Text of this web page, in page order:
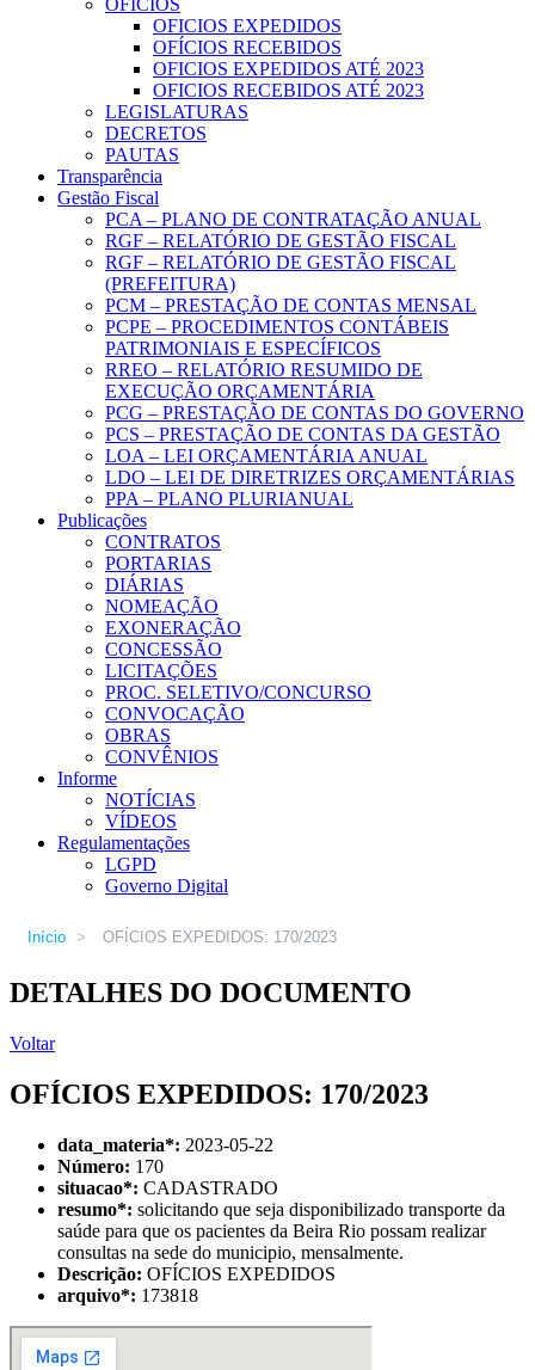
OFICIOS
OFICIOS EXPEDIDOS
OFÍCIOS RECEBIDOS
OFICIOS EXPEDIDOS ATÉ 2023
OFICIOS RECEBIDOS ATÉ 2023
LEGISLATURAS
DECRETOS
PAUTAS
Transparência
Gestão Fiscal
PCA – PLANO DE CONTRATAÇÃO ANUAL
RGF – RELATÓRIO DE GESTÃO FISCAL
RGF – RELATÓRIO DE GESTÃO FISCAL
(PREFEITURA)
PCM – PRESTAÇÃO DE CONTAS MENSAL
PCPE – PROCEDIMENTOS CONTÁBEIS
PATRIMONIAIS E ESPECÍFICOS
RREO – RELATÓRIO RESUMIDO DE
EXECUÇÃO ORÇAMENTÁRIA
PCG – PRESTAÇÃO DE CONTAS DO GOVERNO
PCS – PRESTAÇÃO DE CONTAS DA GESTÃO
LOA – LEI ORÇAMENTÁRIA ANUAL
LDO – LEI DE DIRETRIZES ORÇAMENTÁRIAS
PPA – PLANO PLURIANUAL
Publicações
CONTRATOS
PORTARIAS
DIÁRIAS
NOMEAÇÃO
EXONERAÇÃO
CONCESSÃO
LICITAÇÕES
PROC. SELETIVO/CONCURSO
CONVOCAÇÃO
OBRAS
CONVÊNIOS
Informe
NOTÍCIAS
VÍDEOS
Regulamentações
LGPD
Governo Digital
Início > OFÍCIOS EXPEDIDOS: 170/2023
DETALHES DO DOCUMENTO
Voltar
OFÍCIOS EXPEDIDOS: 170/2023
data_materia*: 2023-05-22
Número: 170
situacao*: CADASTRADO
resumo*: solicitando que seja disponibilizado transporte da
saúde para que os pacientes da Beira Rio possam realizar
consultas na sede do municipio, mensalmente.
Descrição: OFÍCIOS EXPEDIDOS
arquivo*: 173818